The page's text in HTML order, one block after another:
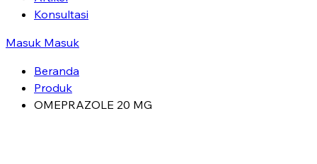
Konsultasi
Masuk Masuk
Beranda
Produk
OMEPRAZOLE 20 MG